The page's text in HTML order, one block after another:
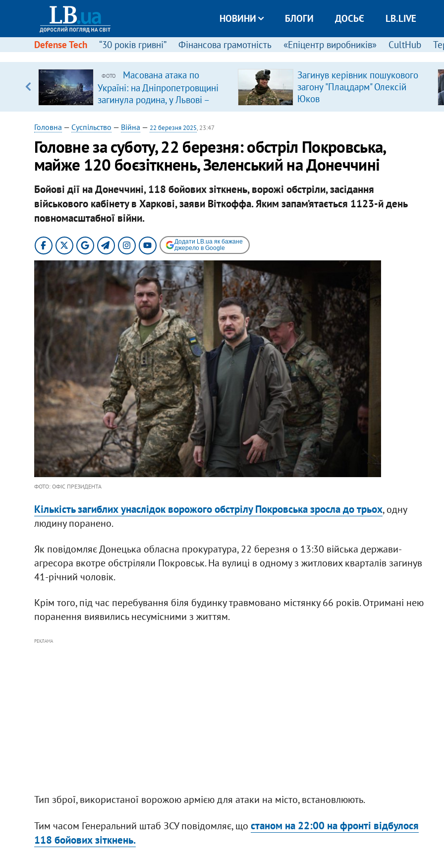
НОВИНИ БЛОГИ ДОСЬЄ LB.LIVE
Defense Tech “30 років гривні” Фінансова грамотність «Епіцентр виробників» CultHub
ФОТО
Масована атака по
Україні: на Дніпропетровщині
загинула родина, у Львові –
удар по багатоповерхівках
(доповнюється)
Загинув керівник пошукового
загону "Плацдарм" Олексій
Юков
Головна — Суспільство — Війна — 22 березня 2025, 23:47
Головне за суботу, 22 березня: обстріл Покровська,
майже 120 боєзіткнень, Зеленський на Донеччині
Бойові дії на Донеччині, 118 бойових зіткнень, ворожі обстріли, засідання
військового кабінету в Харкові, заяви Віткоффа. Яким запам’ятається 1123-й день
повномасштабної війни.
Додати LB.ua як бажане
джерело в Google
ФОТО: ОФІС ПРЕЗИДЕНТА
Кількість загиблих унаслідок ворожого обстрілу Покровська зросла до трьох, одну
людину поранено.
Як повідомляє Донецька обласна прокуратура, 22 березня о 13:30 війська держави-
агресора вкотре обстріляли Покровськ. На вулиці в одному з житлових кварталів загинув
41-річний чоловік.
Крім того, під час перебування біля будинку травмовано містянку 66 років. Отримані нею
поранення виявились несумісними з життям.
РЕКЛАМА
Тип зброї, використаної ворожою армією для атаки на місто, встановлюють.
Тим часом Генеральний штаб ЗСУ повідомляє, що станом на 22:00 на фронті відбулося
118 бойових зіткнень.